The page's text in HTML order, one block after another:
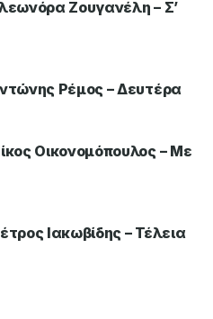
Ζουγανέλη – Σ’
Ρέμος – Δευτέρα
Οικονομόπουλος – Με
Ιακωβίδης – Τέλεια